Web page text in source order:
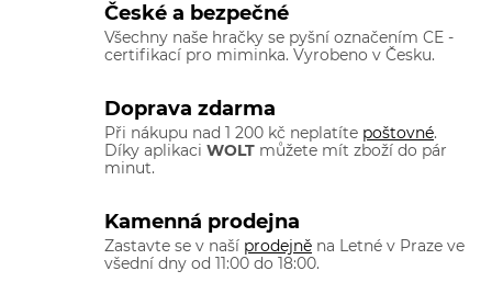
České a bezpečné
Všechny naše hračky se pyšní označením CE -
certifikací pro miminka. Vyrobeno v Česku.
Doprava zdarma
Při nákupu nad 1 200 kč neplatíte poštovné.
Díky aplikaci WOLT můžete mít zboží do pár
minut.
Kamenná prodejna
Zastavte se v naší prodejně na Letné v Praze ve
všední dny od 11:00 do 18:00.